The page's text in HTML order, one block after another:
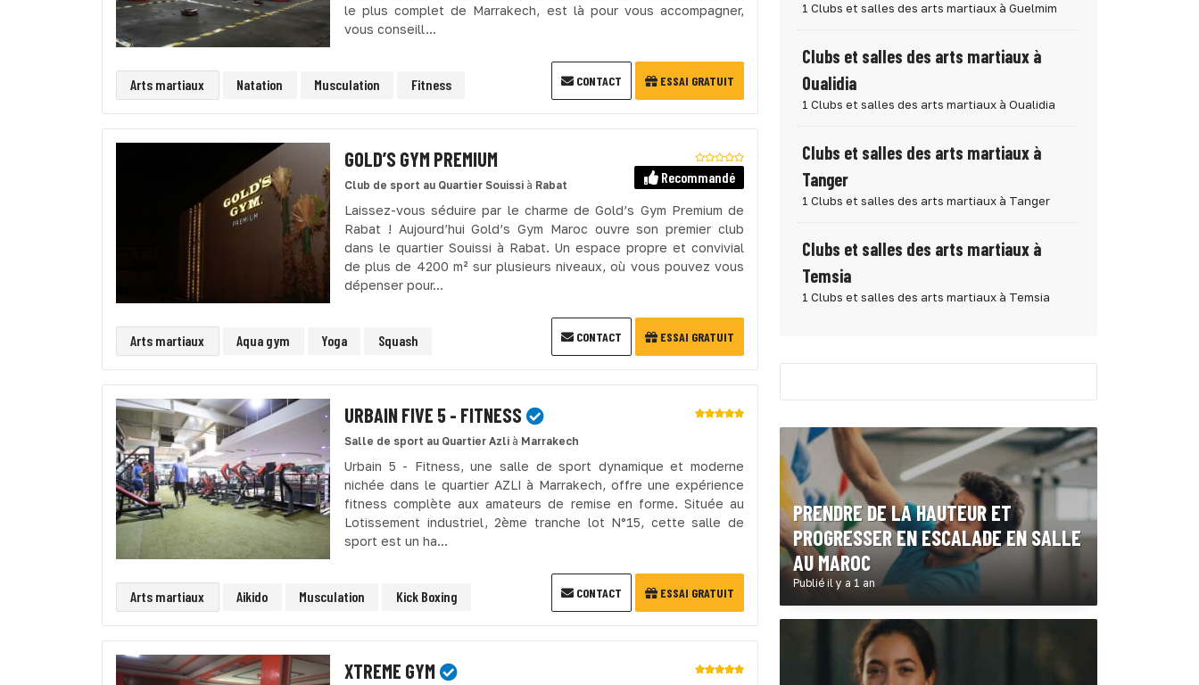
le plus complet de Marrakech, est là pour vous accompagner,
vous conseill...
Arts martiaux Natation Musculation Fitness CONTACT ESSAI GRATUIT
GOLD’S GYM PREMIUM
Club de sport au Quartier Souissi à Rabat Recommandé
Laissez-vous séduire par le charme de Gold’s Gym Premium de
Rabat ! Aujourd’hui Gold’s Gym Maroc ouvre son premier club
dans le quartier Souissi à Rabat. Un espace propre et convivial
de plus de 4200 m² sur plusieurs niveaux, où vous pouvez vous
dépenser pour...
Arts martiaux Aqua gym Yoga Squash CONTACT ESSAI GRATUIT
URBAIN FIVE 5 - FITNESS
Salle de sport au Quartier Azli à Marrakech
Urbain 5 - Fitness, une salle de sport dynamique et moderne
nichée dans le quartier AZLI à Marrakech, offre une expérience
fitness complète aux amateurs de remise en forme. Située au
Lotissement industriel, 2ème tranche lot N°15, cette salle de
sport est un ha...
Arts martiaux Aikido Musculation Kick Boxing CONTACT ESSAI GRATUIT
XTREME GYM
1 Clubs et salles des arts martiaux à Guelmim
Clubs et salles des arts martiaux à
Oualidia
1 Clubs et salles des arts martiaux à Oualidia
Clubs et salles des arts martiaux à
Tanger
1 Clubs et salles des arts martiaux à Tanger
Clubs et salles des arts martiaux à
Temsia
1 Clubs et salles des arts martiaux à Temsia
PRENDRE DE LA HAUTEUR ET
PROGRESSER EN ESCALADE EN SALLE
AU MAROC
Publié il y a 1 an